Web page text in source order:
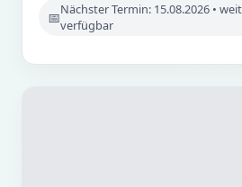
Nächster Termin: 15.08.2026 •
verfügbar